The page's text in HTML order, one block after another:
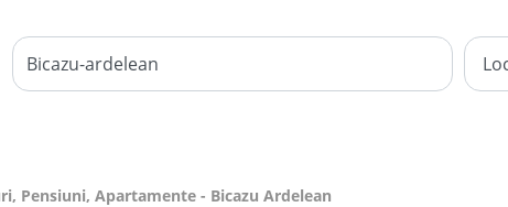
Pensiuni, Apartamente - Bicazu Ardelean